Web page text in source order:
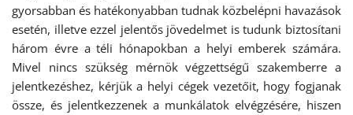
gyorsabban és hatékonyabban tudnak közbelépni havazások
esetén, illetve ezzel jelentős jövedelmet is tudunk biztosítani
három évre a téli hónapokban a helyi emberek számára.
Mivel nincs szükség mérnök végzettségű szakemberre a
jelentkezéshez, kérjük a helyi cégek vezetőit, hogy fogjanak
össze, és jelentkezzenek a munkálatok elvégzésére, hiszen